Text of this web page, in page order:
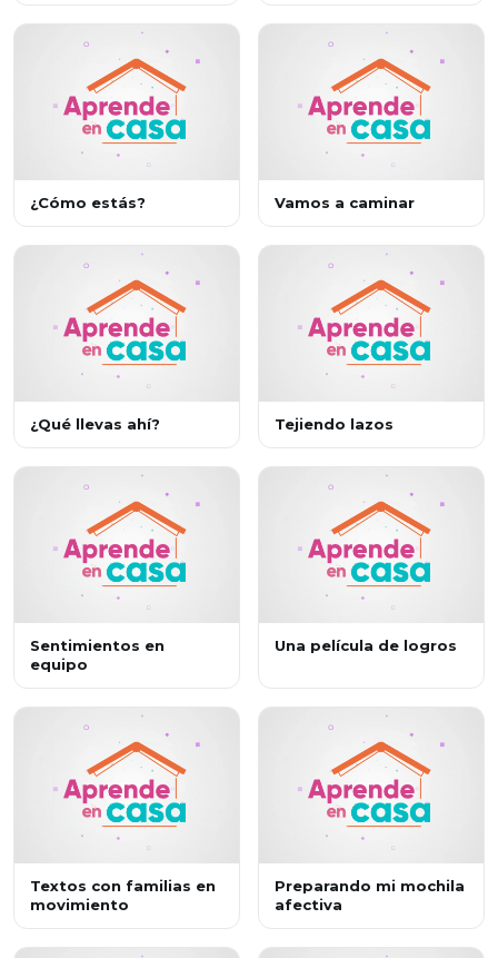
¿Cómo estás? Vamos a caminar
¿Qué llevas ahí? Tejiendo lazos
Sentimientos en
equipo
Una película de logros
Textos con familias en
movimiento
Preparando mi mochila
afectiva